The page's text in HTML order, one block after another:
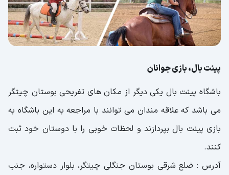
پینت بال، بازی جوانان
باشگاه پینت بال یکی دیگر از مکان های تفریحی بوستان چیتگر
می باشد که علاقه مندان می توانند با مراجعه به این باشگاه به
بازی پینت بال بپردازند و لحظات خوبی را با دوستان خود ثبت
کنند.
آدرس : ضلع شرقی بوستان جنگلی چیتگر، بلوار دستواره، جنب